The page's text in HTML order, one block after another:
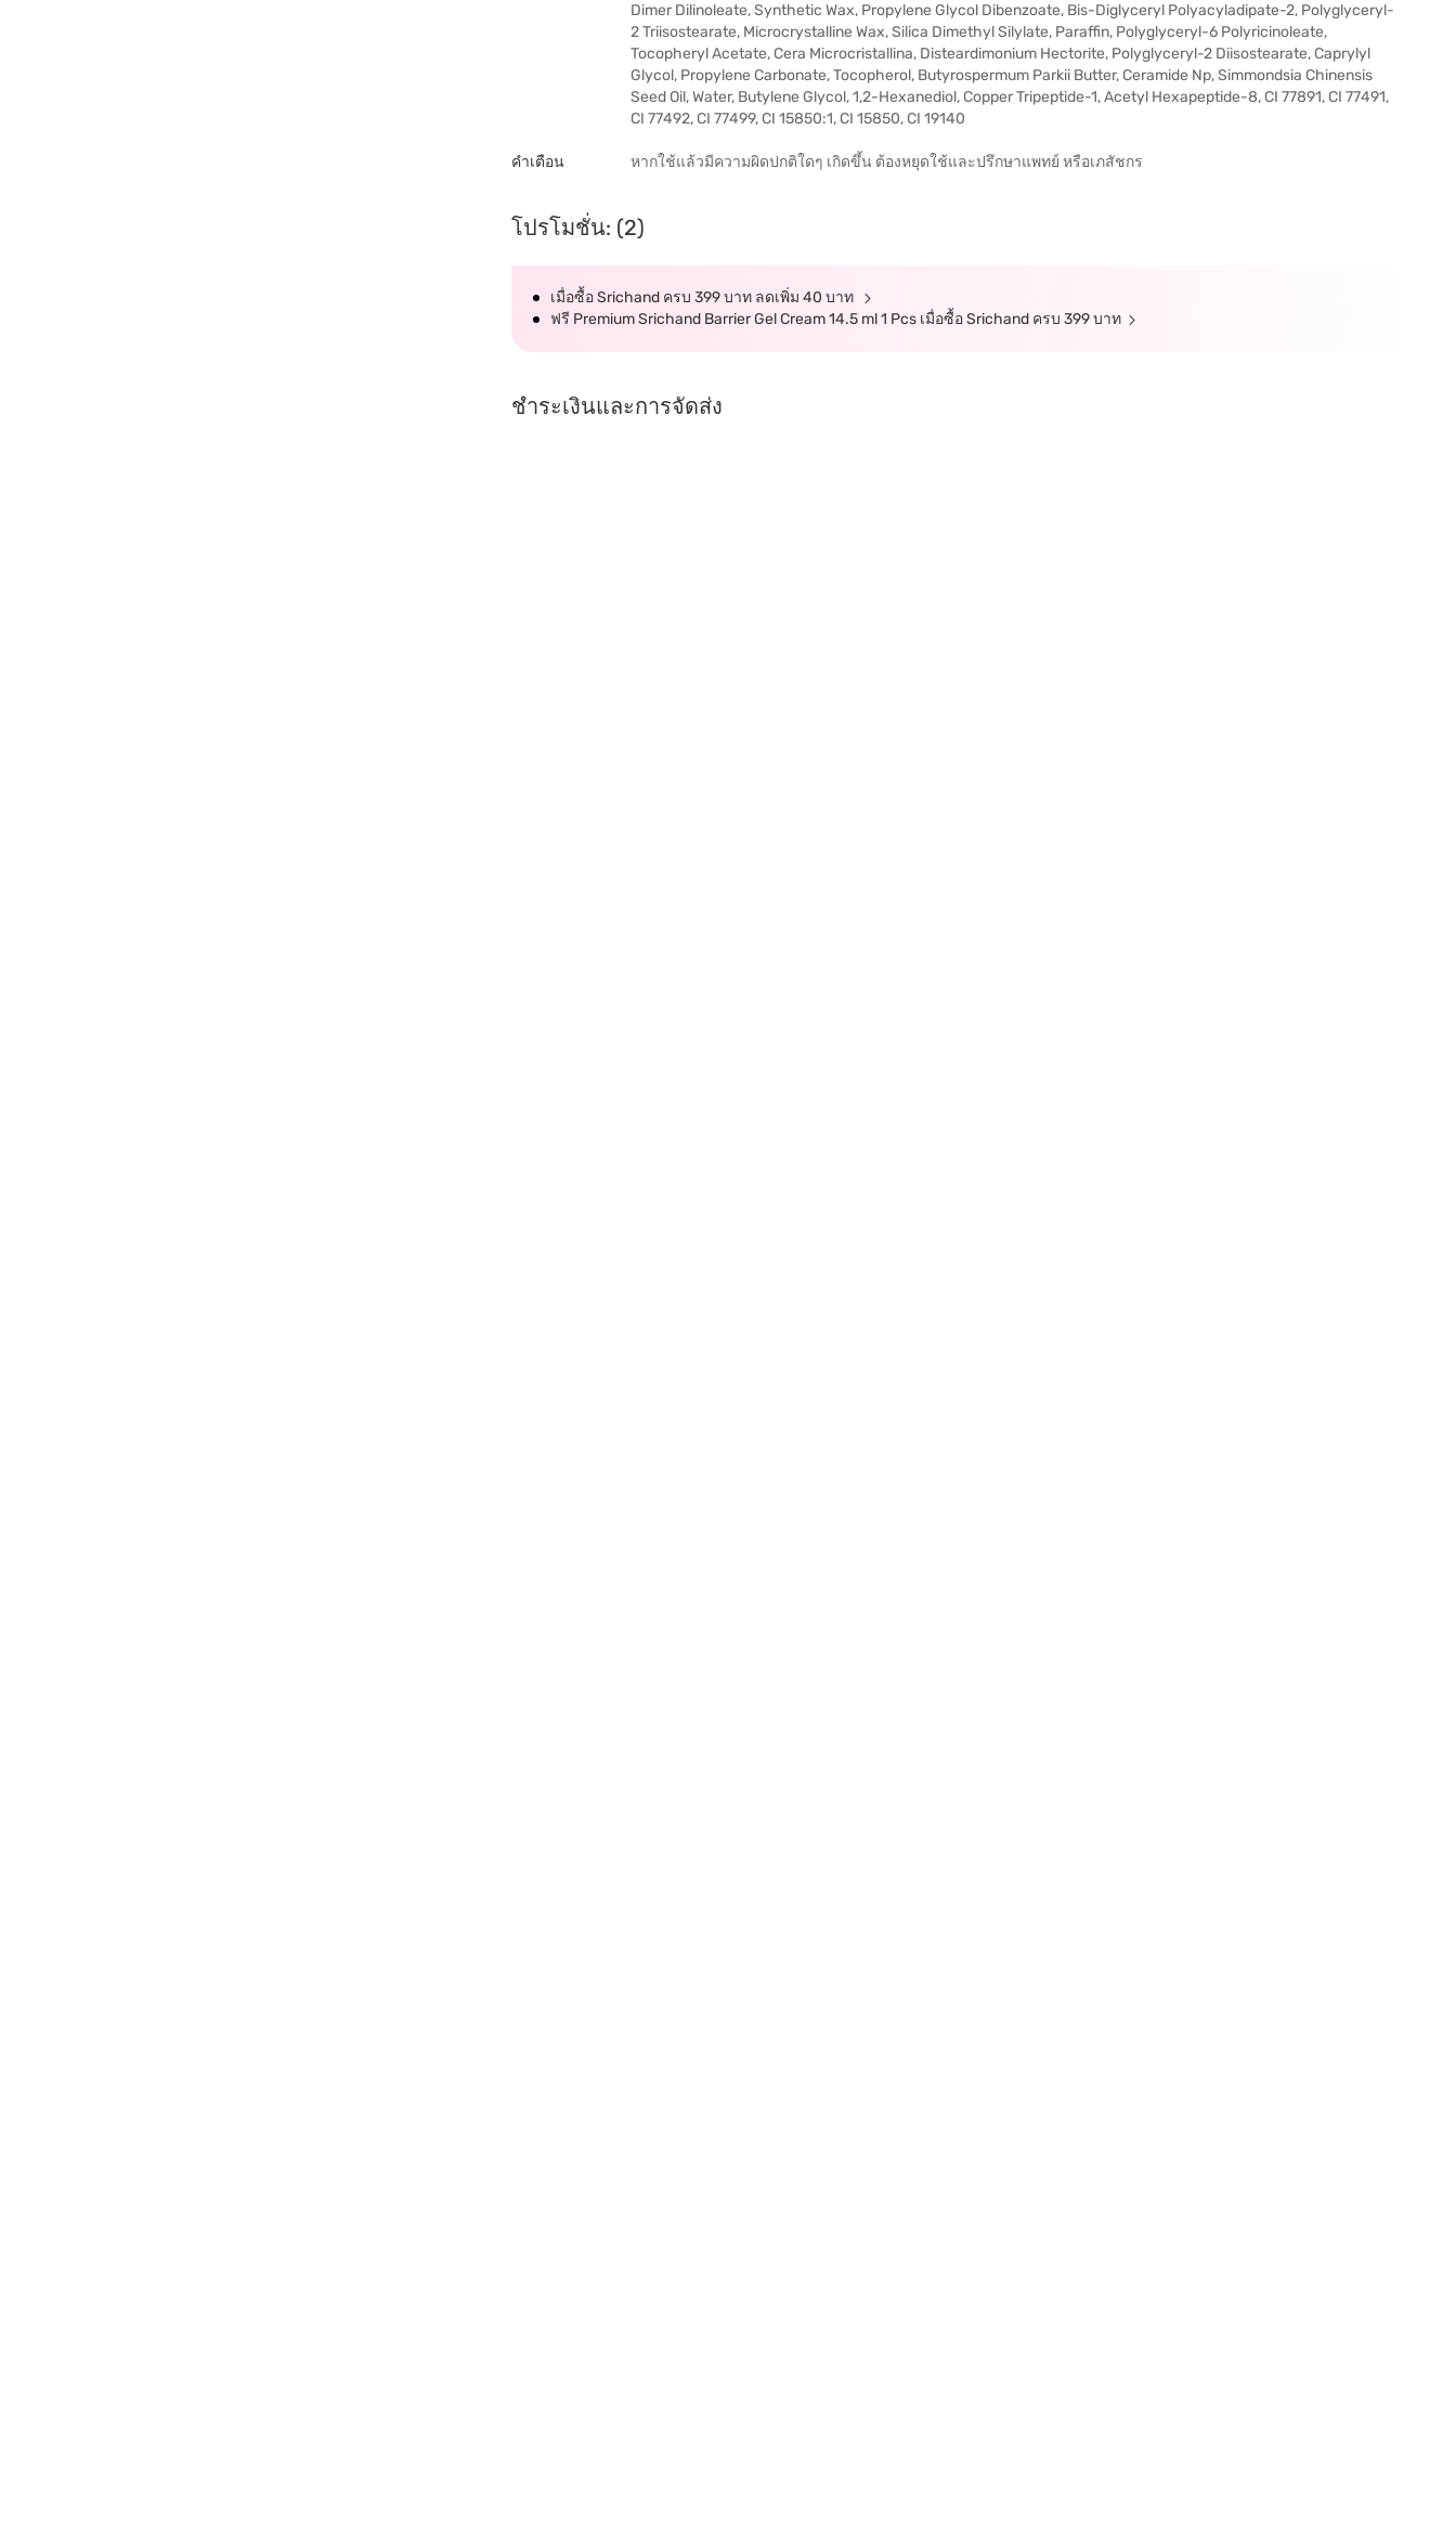
Dimer Dilinoleate, Synthetic Wax, Propylene Glycol Dibenzoate, Bis-Diglyceryl Polyacyladipate-2, Polyglyceryl-
2 Triisostearate, Microcrystalline Wax, Silica Dimethyl Silylate, Paraffin, Polyglyceryl-6 Polyricinoleate,
Tocopheryl Acetate, Cera Microcristallina, Disteardimonium Hectorite, Polyglyceryl-2 Diisostearate, Caprylyl
Glycol, Propylene Carbonate, Tocopherol, Butyrospermum Parkii Butter, Ceramide Np, Simmondsia Chinensis
Seed Oil, Water, Butylene Glycol, 1,2-Hexanediol, Copper Tripeptide-1, Acetyl Hexapeptide-8, CI 77891, CI 77491,
CI 77492, CI 77499, CI 15850:1, CI 15850, CI 19140
คำเตือน หากใช้แล้วมีความผิดปกติใดๆ เกิดขึ้น ต้องหยุดใช้และปรึกษาแพทย์ หรือเภสัชกร
โปรโมชั่น: (2)
เมื่อซื้อ Srichand ครบ 399 บาท ลดเพิ่ม 40 บาท
ฟรี Premium Srichand Barrier Gel Cream 14.5 ml 1 Pcs เมื่อซื้อ Srichand ครบ 399 บาท
ชำระเงินและการจัดส่ง